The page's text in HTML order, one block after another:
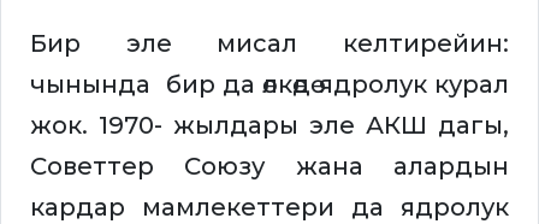
Бир эле мисал келтирейин:
чынында бир да өлкөдө ядролук курал
жок. 1970- жылдары эле АКШ дагы,
Советтер Союзу жана алардын
кардар мамлекеттери да ядролук